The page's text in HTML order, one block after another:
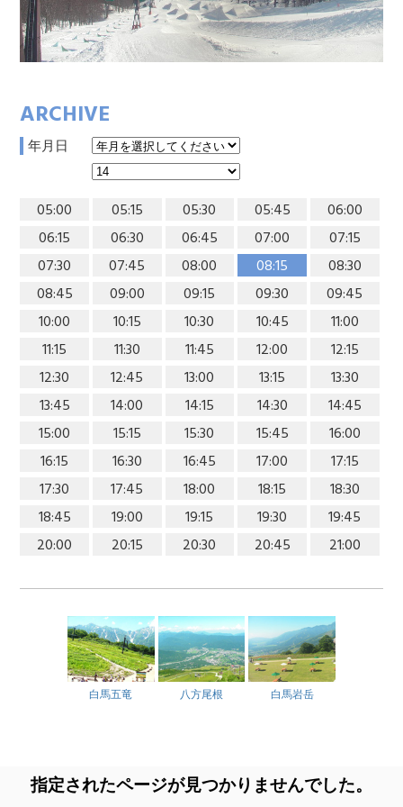
ARCHIVE
年月日
05:00 05:15 05:30 05:45
06:00
06:15
06:30 06:45 07:00
07:15
07:30
07:45 08:00 08:15
08:30
08:45
09:00 09:15 09:30
09:45
10:00
10:15 10:30 10:45
11:00
11:15
11:30 11:45 12:00
12:15
12:30
12:45 13:00 13:15
13:30
13:45
14:00 14:15 14:30
14:45
15:00
15:15 15:30 15:45
16:00
16:15
16:30 16:45 17:00
17:15
17:30
17:45 18:00 18:15
18:30
18:45
19:00 19:15 19:30
19:45
20:00
20:15 20:30 20:45 21:00
白馬五竜 八方尾根 白馬岩岳